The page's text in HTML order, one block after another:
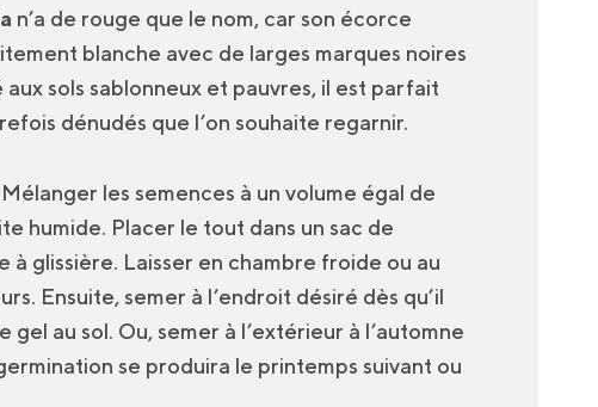
n’a de rouge que le nom, car son écorce
blanche avec de larges marques noires
sols sablonneux et pauvres, il est parfait
dénudés que l’on souhaite regarnir.
Mélanger les semences à un volume égal de
humide. Placer le tout dans un sac de
à glissière. Laisser en chambre froide ou au
Ensuite, semer à l’endroit désiré dès qu’il
gel au sol. Ou, semer à l’extérieur à l’automne
se produira le printemps suivant ou